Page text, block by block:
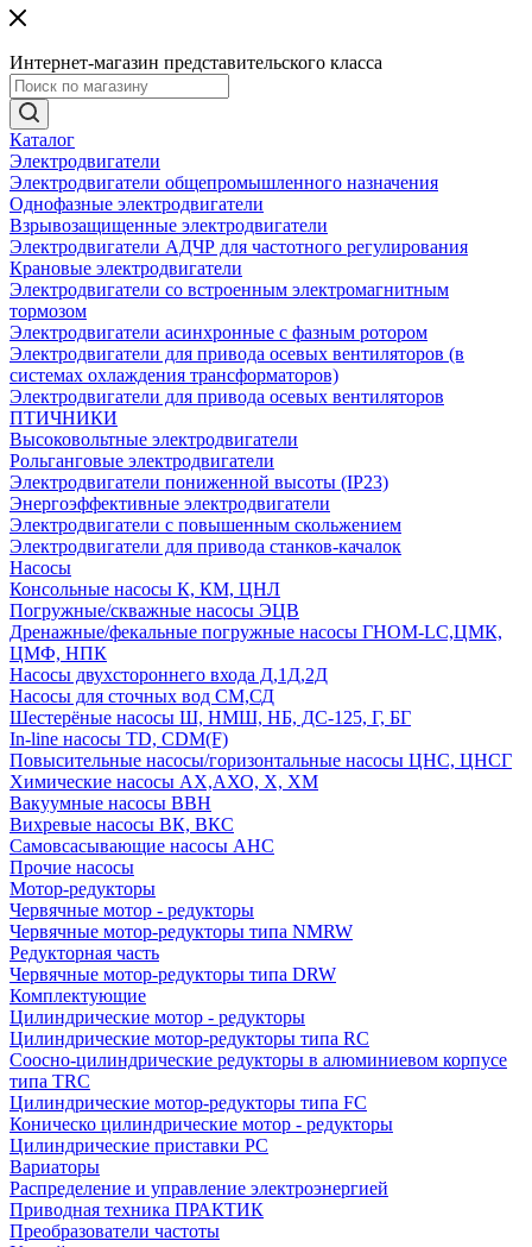
Интернет-магазин представительского класса
Каталог
Электродвигатели
Электродвигатели общепромышленного назначения
Однофазные электродвигатели
Взрывозащищенные электродвигатели
Электродвигатели АДЧР для частотного регулирования
Крановые электродвигатели
Электродвигатели со встроенным электромагнитным
тормозом
Электродвигатели асинхронные с фазным ротором
Электродвигатели для привода осевых вентиляторов (в
системах охлаждения трансформаторов)
Электродвигатели для привода осевых вентиляторов
ПТИЧНИКИ
Высоковольтные электродвигатели
Рольганговые электродвигатели
Электродвигатели пониженной высоты (IP23)
Энергоэффективные электродвигатели
Электродвигатели с повышенным скольжением
Электродвигатели для привода станков-качалок
Насосы
Консольные насосы К, КМ, ЦНЛ
Погружные/скважные насосы ЭЦВ
Дренажные/фекальные погружные насосы ГНОМ-LC,ЦМК,
ЦМФ, НПК
Насосы двухстороннего входа Д,1Д,2Д
Насосы для сточных вод СМ,СД
Шестерёные насосы Ш, НМШ, НБ, ДС-125, Г, БГ
In-line насосы TD, CDM(F)
Повысительные насосы/горизонтальные насосы ЦНС, ЦНСГ
Химические насосы АХ,АХО, Х, ХМ
Вакуумные насосы ВВН
Вихревые насосы ВК, ВКС
Самовсасывающие насосы АНС
Прочие насосы
Мотор-редукторы
Червячные мотор - редукторы
Червячные мотор-редукторы типа NMRW
Редукторная часть
Червячные мотор-редукторы типа DRW
Комплектующие
Цилиндрические мотор - редукторы
Цилиндрические мотор-редукторы типа RC
Соосно-цилиндрические редукторы в алюминиевом корпусе
типа TRC
Цилиндрические мотор-редукторы типа FC
Коническо цилиндрические мотор - редукторы
Цилиндрические приставки PC
Вариаторы
Распределение и управление электроэнергией
Приводная техника ПРАКТИК
Преобразователи частоты